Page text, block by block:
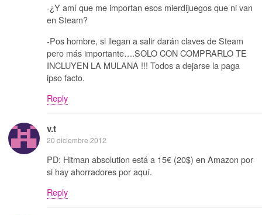
-¿Y amí que me importan esos mierdijuegos que ni van
en Steam?
-Pos hombre, si llegan a salir darán claves de Steam
pero más importante….SOLO CON COMPRARLO TE
INCLUYEN LA MULANA !!! Todos a dejarse la paga
ipso facto.
Reply
v.t
20 diciembre 2012
PD: Hitman absolution está a 15€ (20$) en Amazon por
si hay ahorradores por aquí.
Reply